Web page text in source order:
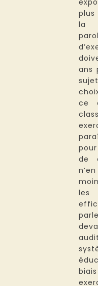
plus
la
ans
ce
de